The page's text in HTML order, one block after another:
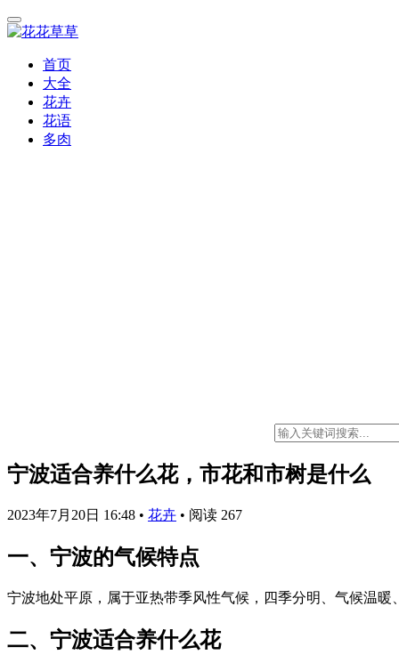
首页
大全
花卉
花语
多肉
宁波适合养什么花，市花和市树是什么
2023年7月20日 16:48 • 花卉 • 阅读 267
一、宁波的气候特点
宁波地处平原，属于亚热带季风性气候，四季分明、气候温
二、宁波适合养什么花